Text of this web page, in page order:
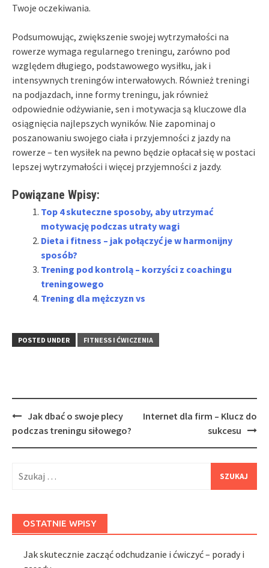
Twoje oczekiwania.
Podsumowując, zwiększenie swojej wytrzymałości na
rowerze wymaga regularnego treningu, zarówno pod
względem długiego, podstawowego wysiłku, jak i
intensywnych treningów interwałowych. Również treningi
na podjazdach, inne formy treningu, jak również
odpowiednie odżywianie, sen i motywacja są kluczowe dla
osiągnięcia najlepszych wyników. Nie zapominaj o
poszanowaniu swojego ciała i przyjemności z jazdy na
rowerze – ten wysiłek na pewno będzie opłacał się w postaci
lepszej wytrzymałości i więcej przyjemności z jazdy.
Powiązane Wpisy:
Top 4 skuteczne sposoby, aby utrzymać
motywację podczas utraty wagi
Dieta i fitness – jak połączyć je w harmonijny
sposób?
Trening pod kontrolą – korzyści z coachingu
treningowego
Trening dla mężczyzn vs
POSTED UNDER FITNESS I ĆWICZENIA
Post
navigation
Jak dbać o swoje plecy
podczas treningu siłowego?
Internet dla firm – Klucz do
sukcesu
OSTATNIE WPISY
Jak skutecznie zacząć odchudzanie i ćwiczyć – porady i